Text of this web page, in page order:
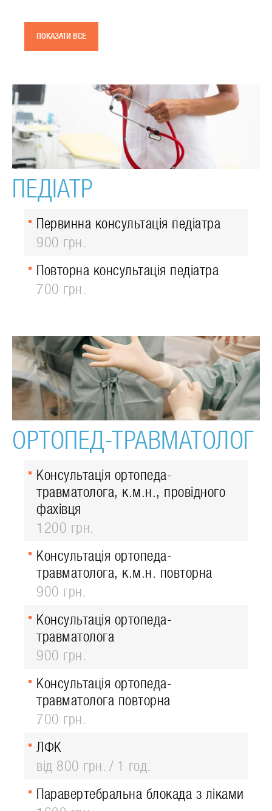
ПОКАЗАТИ ВСЕ
ПЕДІАТР
Первинна консультація педіатра
900 грн.
Повторна консультація педіатра
700 грн.
ОРТОПЕД-ТРАВМАТОЛОГ
Консультація ортопеда-
травматолога, к.м.н., провідного
фахівця
1200 грн.
Консультація ортопеда-
травматолога, к.м.н. повторна
900 грн.
Консультація ортопеда-
травматолога
900 грн.
Консультація ортопеда-
травматолога повторна
700 грн.
ЛФК
від 800 грн.
1 год.
Паравертебральна блокада з ліками